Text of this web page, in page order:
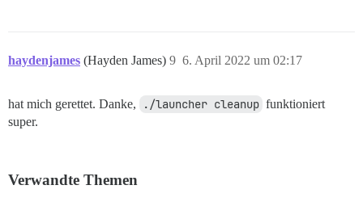
haydenjames (Hayden James) 6. April 2022 um 02:17
9
hat mich gerettet. Danke, ./launcher cleanup funktioniert
super.
Verwandte Themen